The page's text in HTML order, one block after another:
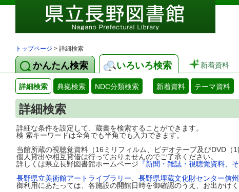
トップページ > 詳細検索
かんたん検索 いろいろ検索 新着資料
詳細検索 典拠検索 NDC分類検索 新着資料 テーマ資料
詳細検索
詳細な条件を設定して、蔵書を検索することができます。
検 索キーワードは全角でも半角でも入力できます。
当館所蔵の視聴覚資料（16ミリフィルム、ビデオテープ及びDVD（
個人貸出や相互貸借は行っておりませんのでご了承ください。
詳しくは県立長野図書館ホームページ 『新聞・雑誌・視聴覚資料、
長野県立美術館アートライブラリー
長野県埋蔵文化財センター信
御利用にあたっては、各施設の開館日時を御確認のうえ、お出かけく